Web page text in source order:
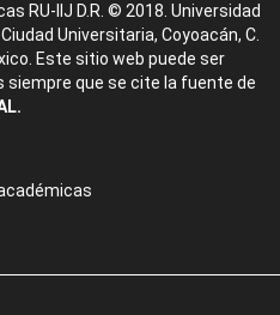
RU-IIJ D.R. © 2018. Universidad
Universitaria, Coyoacán, C.
Este sitio web puede ser
que se cite la fuente de